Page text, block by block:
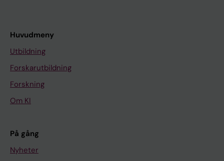
Huvudmeny
Utbildning
Forskarutbildning
Forskning
Om KI
På gång
Nyheter